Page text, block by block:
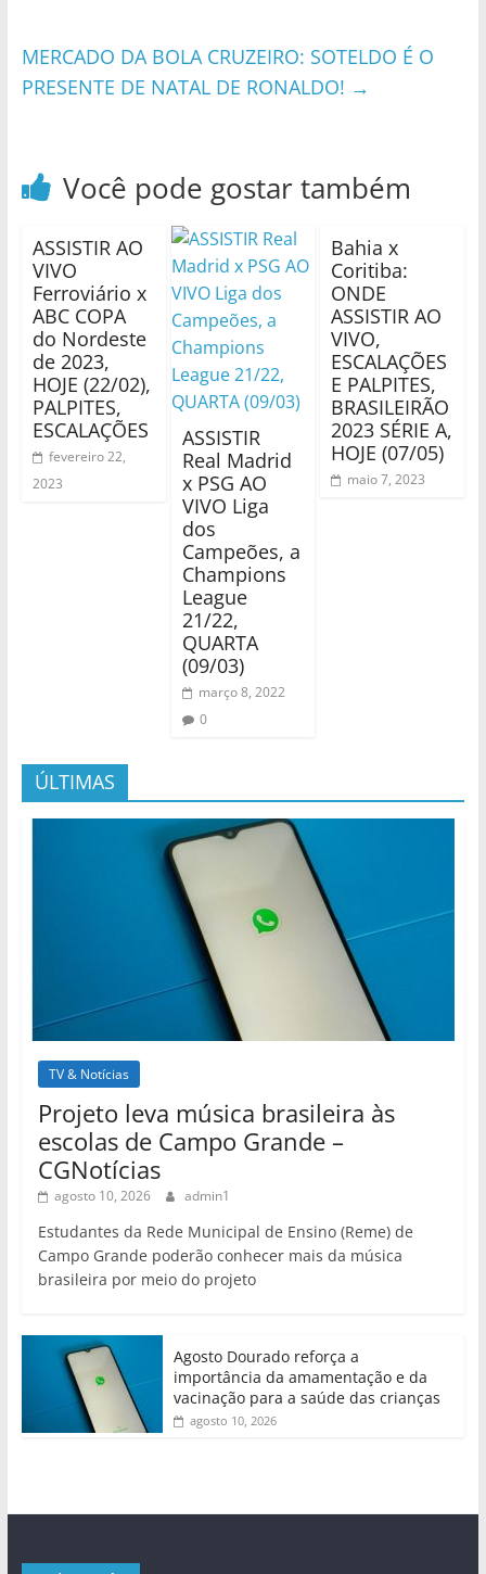
MERCADO DA BOLA CRUZEIRO: SOTELDO É O
PRESENTE DE NATAL DE RONALDO! →
Você pode gostar também
ASSISTIR AO
VIVO
Ferroviário x
ABC COPA
do Nordeste
de 2023,
HOJE (22/02),
PALPITES,
ESCALAÇÕES
fevereiro 22,
2023
ASSISTIR
Real Madrid
x PSG AO
VIVO Liga
dos
Campeões, a
Champions
League
21/22,
QUARTA
(09/03)
março 8, 2022
0
Bahia x
Coritiba:
ONDE
ASSISTIR AO
VIVO,
ESCALAÇÕES
E PALPITES,
BRASILEIRÃO
2023 SÉRIE A,
HOJE (07/05)
maio 7, 2023
ÚLTIMAS
TV & Notícias
Projeto leva música brasileira às
escolas de Campo Grande –
CGNotícias
agosto 10, 2026 admin1
Estudantes da Rede Municipal de Ensino (Reme) de
Campo Grande poderão conhecer mais da música
brasileira por meio do projeto
Agosto Dourado reforça a
importância da amamentação e da
vacinação para a saúde das crianças
agosto 10, 2026